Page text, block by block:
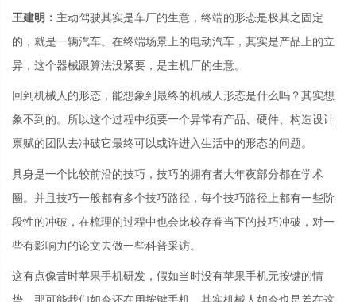
王建明： 主动驾驶其实是车厂的生意，终端的形态是极其之固定
的，就是一辆汽车。在终端场景上的电动汽车，其实是产品上的立
异，这个器械跟算法没紧要，是主机厂的生意。
回到机械人的形态，能想象到最终的机械人形态是什么吗？其实想
象不到的。所以这个过程中须要一个异常有产品、硬件、构造设计
禀赋的团队去冲破它最终可以或许进入生活中的形态的问题。
具身是一个比较前沿的技巧，技巧的拥有者大年夜部分都在学术
圈。并且技巧一般都有多个技巧路径，每个技巧路径上都有一些阶
段性的冲破，在梳理的过程中也会比较存眷当下的技巧冲破，对一
些有影响力的论文去做一些科普采访。
这有点像昔时苹果手机研发，假如当时没有苹果手机无按键的情
势，那可能我们如今还在用按键手机。其实机械人如今也是差在这